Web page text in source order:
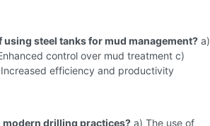
using steel tanks for mud management? a)
control over mud treatment c)
efficiency and productivity
modern drilling practices? a) The use of